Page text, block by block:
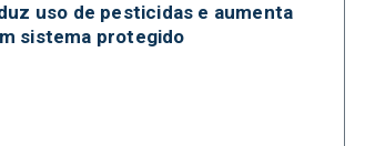
uso de pesticidas e aumenta
sistema protegido